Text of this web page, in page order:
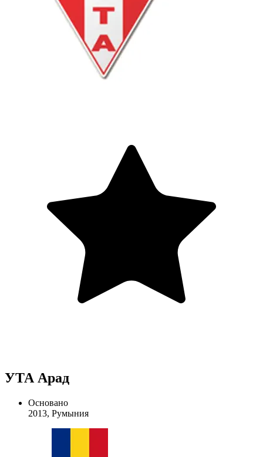
УТА Арад
Основано
2013, Румыния